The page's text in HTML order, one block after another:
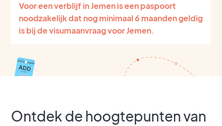
Voor een verblijf in Jemen is een paspoort
noodzakelijk dat nog minimaal 6 maanden geldig
is bij de visumaanvraag voor Jemen.
Ontdek de hoogtepunten van